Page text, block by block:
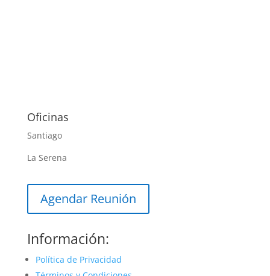
Oficinas
Santiago
La Serena
Agendar Reunión
Información:
Política de Privacidad